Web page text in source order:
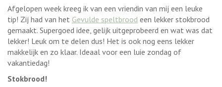
Afgelopen week kreeg ik van een vriendin van mij een leuke
tip! Zij had van het Gevulde speltbrood een lekker stokbrood
gemaakt. Supergoed idee, gelijk uitgeprobeerd en wat was dat
lekker! Leuk om te delen dus! Het is ook nog eens lekker
makkelijk en zo klaar. Ideaal voor een luie zondag of
vakantiedag!
Stokbrood!